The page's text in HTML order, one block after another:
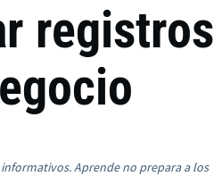
registros
Aprende no prepara a los